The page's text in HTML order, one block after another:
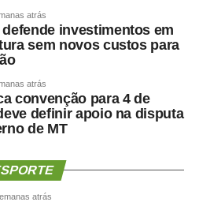
atrás
investimentos em
sem novos custos para
atrás
convenção para 4 de
definir apoio na disputa
de MT
atrás